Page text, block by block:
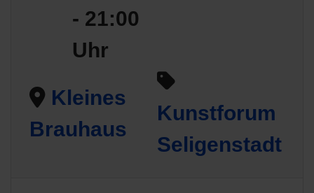
- 21:00
Uhr
Kleines
Brauhaus
Kunstforum
Seligenstadt